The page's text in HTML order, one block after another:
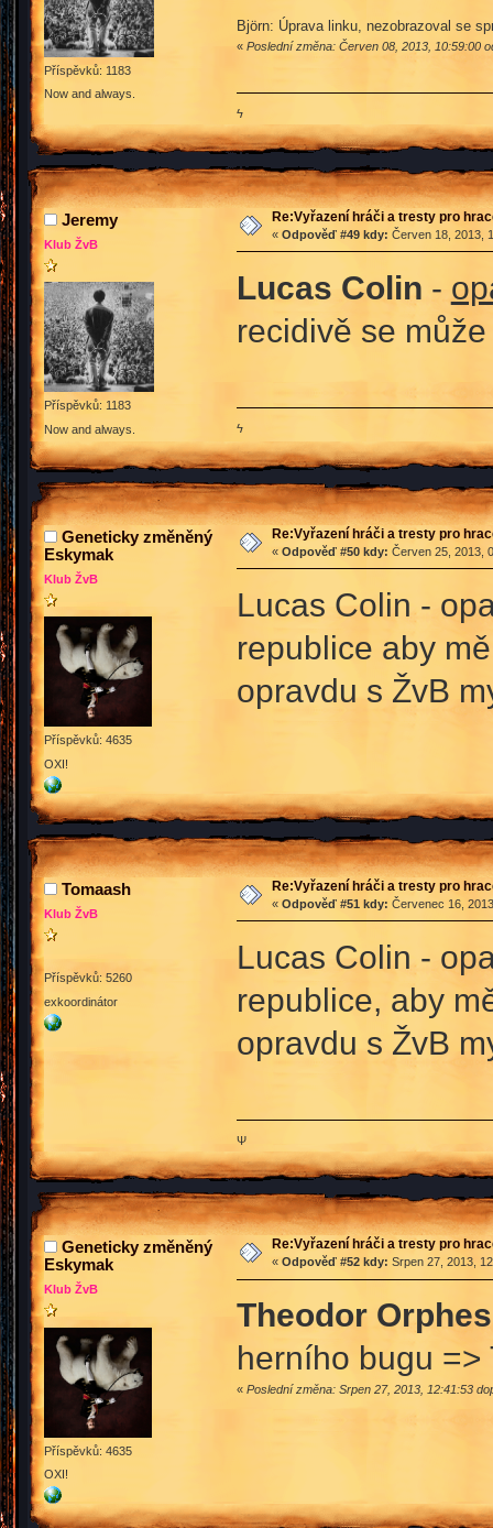
Příspěvků: 1183
Now and always.
Björn: Úprava linku, nezobrazoval se
« Poslední změna: Červen 08, 2013, 10:59:00
ϟ
Jeremy
Klub ŽvB
Příspěvků: 1183
Now and always.
Re:Vyřazení hráči a tresty pro
« Odpověď #49 kdy: Červen 18, 2013,
Lucas Colin -
recidivě se
ϟ
Geneticky změněný
Eskymak
Klub ŽvB
Příspěvků: 4635
OXI!
Re:Vyřazení hráči a tresty pro
« Odpověď #50 kdy: Červen 25, 2013,
Lucas Colin -
republice aby
opravdu s ŽvB
Tomaash
Klub ŽvB
Příspěvků: 5260
exkoordinátor
Re:Vyřazení hráči a tresty pro
« Odpověď #51 kdy: Červenec 16,
Lucas Colin -
republice, aby
opravdu s ŽvB
Ψ
Geneticky změněný
Eskymak
Klub ŽvB
Příspěvků: 4635
OXI!
Re:Vyřazení hráči a tresty pro
« Odpověď #52 kdy: Srpen 27, 2013,
Theodor Orphes
herního bugu
« Poslední změna: Srpen 27, 2013, 12:41:53